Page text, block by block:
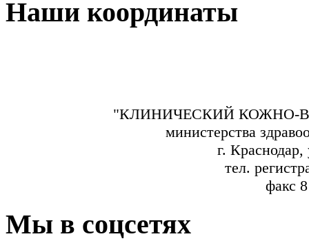
Наши координаты
"КЛИНИЧЕСКИЙ КОЖНО-
министерства
г.
тел.
факс
Мы в соцсетях